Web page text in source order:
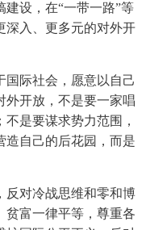
设，在“一带一路”等
深入、更多元的对外开
际社会，愿意以自己
外开放，不是要一家唱
是要谋求势力范围，
造自己的后花园，而是
对冷战思维和零和博
贫富一律平等，尊重各